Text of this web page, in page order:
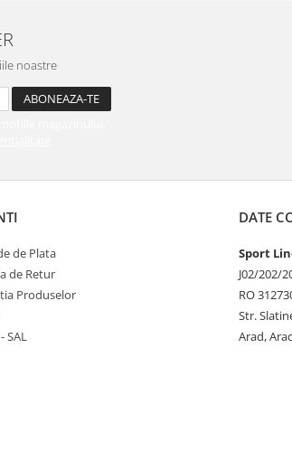
noastre
magazinului.
de Plata
de Retur
Produselor
SAL
DATE
Sport
J02/202/
RO
Str.
Arad,